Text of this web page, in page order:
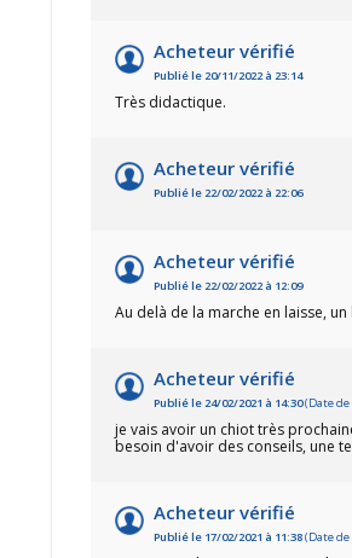
Acheteur vérifié
Publié le 20/11/2022 à 23:14
Très didactique.
Acheteur vérifié
Publié le 22/02/2022 à 22:06
Acheteur vérifié
Publié le 22/02/2022 à 12:09
Au delà de la marche en laisse,
Acheteur vérifié
Publié le 24/02/2021 à 14:30(Date de
je vais avoir un chiot très
besoin d'avoir des conseils, une
Acheteur vérifié
Publié le 17/02/2021 à 11:38(Date de